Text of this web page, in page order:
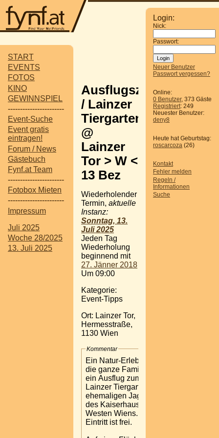
START
EVENTS
FOTOS
KINO
GEWINNSPIEL
-----------------------
Event-Suche
Event gratis
eintragen!
Forum / News
Gästebuch
Fynf.at Team
-----------------------
Fotobox Mieten
-----------------------
Impressum
Juli 2025
Woche 28/2025
13. Juli 2025
Login:
Nick:
Passwort:
Neuer Benutzer
Passwort vergessen?
Online:
0 Benutzer, 373 Gäste
Registriert: 249
Neuester Benutzer:
deny8
Heute hat Geburtstag:
roscarcoza (26)
Kontakt
Fehler melden
Regeln /
Informationen
Suche
Ausflugsziel
/ Lainzer
Tiergarten
@
Lainzer
Tor > W <
13 Bez
Wiederholender
Termin, aktuelle
Instanz:
Sonntag, 13.
Juli 2025
Jeden Tag
Wiederholung
beginnend mit
27. Jänner 2018
Um 09:00
Kategorie:
Event-Tipps
Ort: Lainzer Tor,
Hermesstraße,
1130 Wien
Kommentar
Ein Natur-Erlebnis für
die ganze Familie bietet
ein Ausflug zum
Lainzer Tiergarten, dem
ehemaligen Jagdrevier
des Kaiserhauses, im
Westen Wiens. Der
Eintritt ist frei.